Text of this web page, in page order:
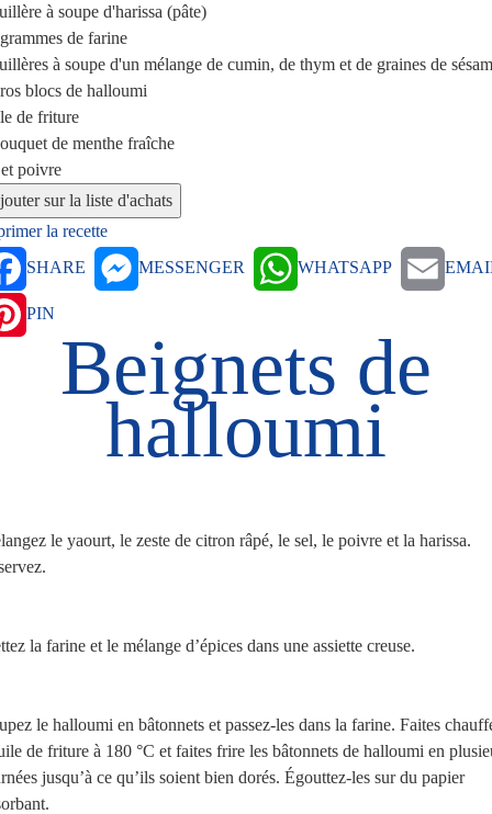
à soupe d'harissa (pâte)
de farine
à soupe d'un mélange de cumin, de thym et de graines de
blocs de halloumi
de friture
de menthe fraîche
poivre
la recette
SHARE
MESSENGER WHATSAPP
PIN
Beignets de
halloumi
le yaourt, le zeste de citron râpé, le sel, le poivre et la harissa.
la farine et le mélange d’épices dans une assiette creuse.
le halloumi en bâtonnets et passez-les dans la farine. Faites
de friture à 180 °C et faites frire les bâtonnets de halloumi en
jusqu’à ce qu’ils soient bien dorés. Égouttez-les sur du papier